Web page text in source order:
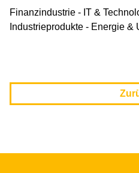
Finanzindustrie - IT &
Industrieprodukte - Energie &